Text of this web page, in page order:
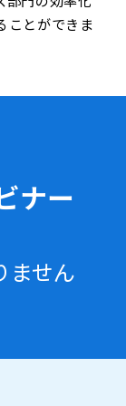
ことができま
ナー
ません